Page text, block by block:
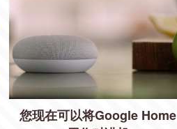
您现在可以将Google Home